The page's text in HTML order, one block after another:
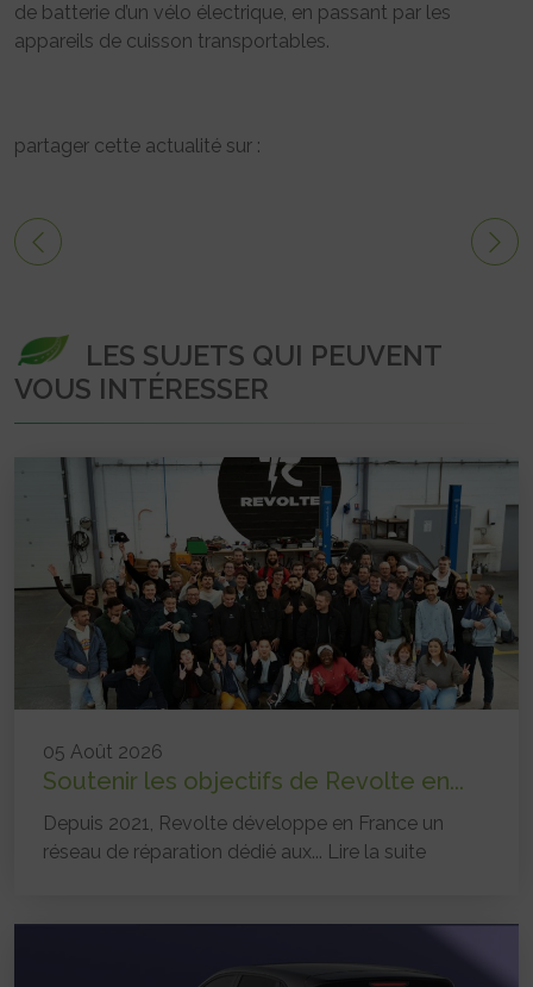
de batterie d’un vélo électrique, en passant par les
appareils de cuisson transportables.
partager cette actualité sur :
LES SUJETS QUI PEUVENT
VOUS INTÉRESSER
05 Août 2026
Soutenir les objectifs de Revolte en...
Depuis 2021, Revolte développe en France un
réseau de réparation dédié aux... Lire la suite